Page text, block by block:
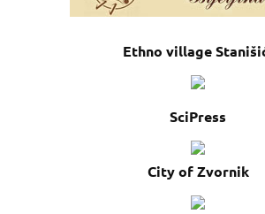
Ethno village
SciPress
City of Zvornik